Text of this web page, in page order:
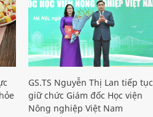
GS.TS Nguyễn Thị Lan tiếp tục
giữ chức Giám đốc Học viện
Nông nghiệp Việt Nam